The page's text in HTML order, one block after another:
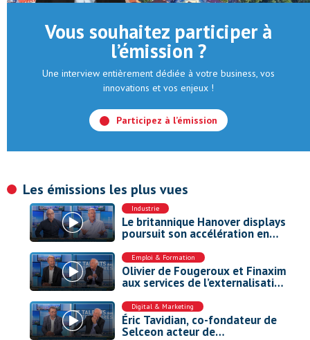
Vous souhaitez participer à
l’émission ?
Une interview entièrement dédiée à votre business, vos
innovations et vos enjeux !
Participez à l’émission
Les émissions les plus vues
Industrie
Le britannique Hanover displays
poursuit son accélération en
Europe
Emploi & Formation
Olivier de Fougeroux et Finaxim
aux services de l’externalisation
Digital & Marketing
Éric Tavidian, co-fondateur de
Selceon acteur de